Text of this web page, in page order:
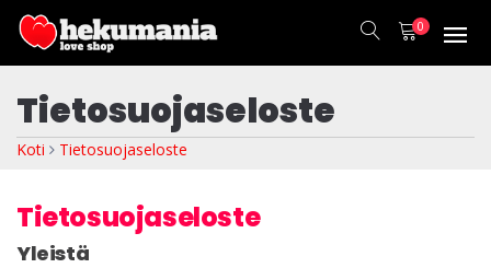
0
Tietosuojaseloste
Koti Tietosuojaseloste
Tietosuojaseloste
Yleistä